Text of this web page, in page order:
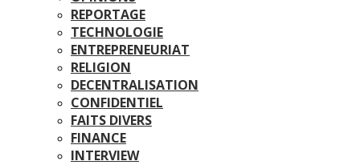
REPORTAGE
TECHNOLOGIE
ENTREPRENEURIAT
RELIGION
DECENTRALISATION
CONFIDENTIEL
FAITS DIVERS
FINANCE
INTERVIEW